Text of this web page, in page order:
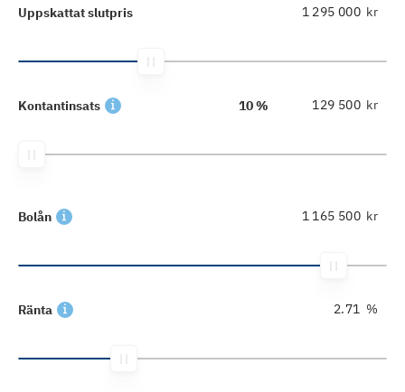
Uppskattat slutpris kr
Kontantinsats 10 % kr
Bolån kr
Ränta %